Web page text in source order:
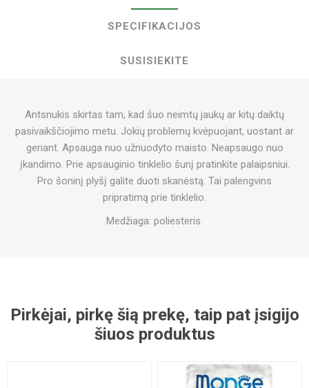
SPECIFIKACIJOS
SUSISIEKITE
Antsnukis skirtas tam, kad šuo neimtų jaukų ar kitų daiktų
pasivaikščiojimo metu. Jokių problemų kvėpuojant, uostant ar
geriant. Apsauga nuo užnuodyto maisto. Neapsaugo nuo
įkandimo. Prie apsauginio tinklelio šunį pratinkite palaipsniui.
Pro šoninį plyšį galite duoti skanėstą. Tai palengvins
pripratimą prie tinklelio.
Medžiaga: poliesteris.
Pirkėjai, pirkę šią prekę, taip pat įsigijo
šiuos produktus